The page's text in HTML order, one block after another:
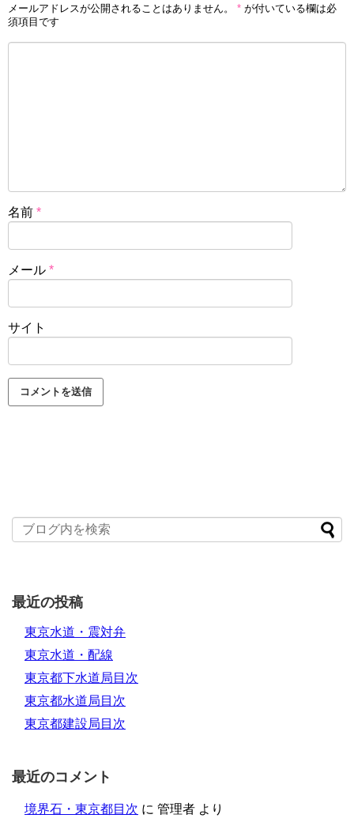
メールアドレスが公開されることはありません。 * が付いている欄は必
須項目です
名前 *
メール *
サイト
最近の投稿
東京水道・震対弁
東京水道・配線
東京都下水道局目次
東京都水道局目次
東京都建設局目次
最近のコメント
境界石・東京都目次 に 管理者 より